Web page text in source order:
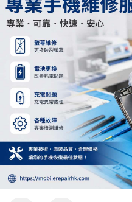
hoảng loạn. Theo dõi sát
trung trong 24 giờ tới.
#12dot29btc #vilanh